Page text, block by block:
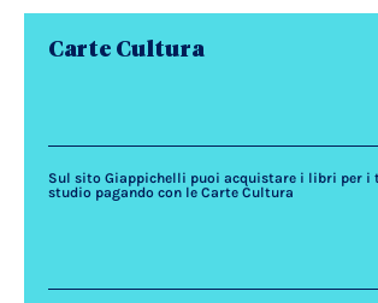
Carte Cultura
Sul sito Giappichelli puoi acquistare i libri per i
studio pagando con le Carte Cultura